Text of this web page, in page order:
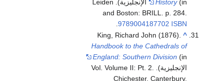
History
(in الإنجليزية). Leiden
and Boston: BRILL. p. 284.
ISBN
9789004187702
.
^
King, Richard John (1876).
Handbook to the Cathedrals of
England: Southern Division (in
الإنجليزية). Vol. Volume II: Pt. 2.
Chichester. Canterbury.